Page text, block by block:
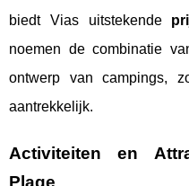
biedt Vias uitstekende
noemen de combinatie
ontwerp van campings,
aantrekkelijk.
Activiteiten en
Plage